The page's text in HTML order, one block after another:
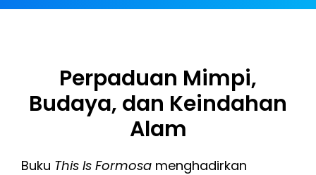
Perpaduan Mimpi,
Budaya, dan Keindahan
Alam
Buku This Is Formosa menghadirkan